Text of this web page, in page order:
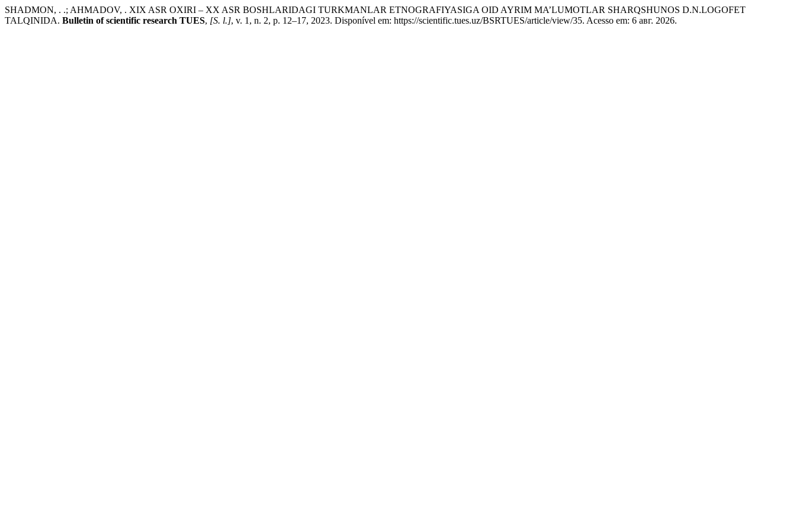
SHADMON, . .; AHMADOV, . XIX ASR OXIRI – XX ASR BOSHLARIDAGI TURKMANLAR ETNOGRAFIYASIGA OID AYRIM MA’LUMOTLAR SHARQSHUNOS D.N.LOGOFET
TALQINIDA. Bulletin of scientific research TUES, [S. l.], v. 1, n. 2, p. 12–17, 2023. Disponível em: https://scientific.tues.uz/BSRTUES/article/view/35. Acesso em: 6 авг. 2026.